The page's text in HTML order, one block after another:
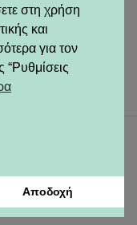
Rights Reserved
στη χρήση
και
για τον
Αποδοχή